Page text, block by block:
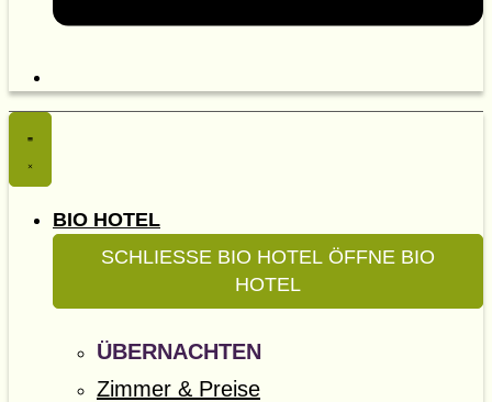
BIO HOTEL
SCHLIESSE BIO HOTEL
ÖFFNE BIO
HOTEL
ÜBERNACHTEN
Zimmer & Preise